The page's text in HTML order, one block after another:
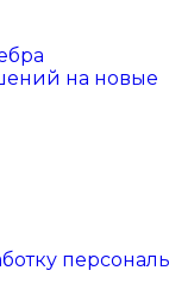
на новые